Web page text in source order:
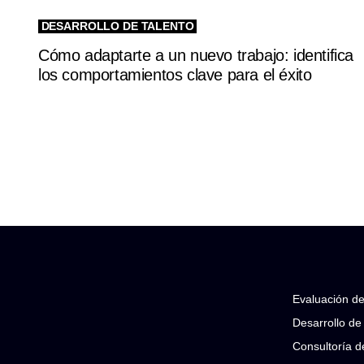
DESARROLLO DE TALENTO
Cómo adaptarte a un nuevo trabajo: identifica
los comportamientos clave para el éxito
Evaluación
Desarrollo
Consultoría